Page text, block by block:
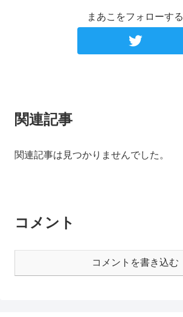
まあこをフォローする
関連記事
関連記事は見つかりませんでした。
コメント
コメントを書き込む